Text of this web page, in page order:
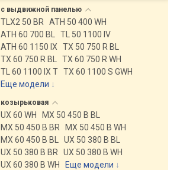
с выдвижной панелью
TLX2 50 BR
ATH 50 400 WH
ATH 60 700 BL
TL 50 1100 IV
ATH 60 1150 IX
TX 50 750 R BL
TX 60 750 R BL
TX 60 750 R WH
TL 60 1100 IX T TX 60 1100 S GWH
Еще модели ↓
козырьковая
UX 60 WH
MX 50 450 B BL
MX 50 450 B BR
MX 50 450 B WH
MX 60 450 B BL
UX 50 380 B BL
UX 50 380 B BR
UX 50 380 B WH
UX 60 380 B WH
Еще модели ↓